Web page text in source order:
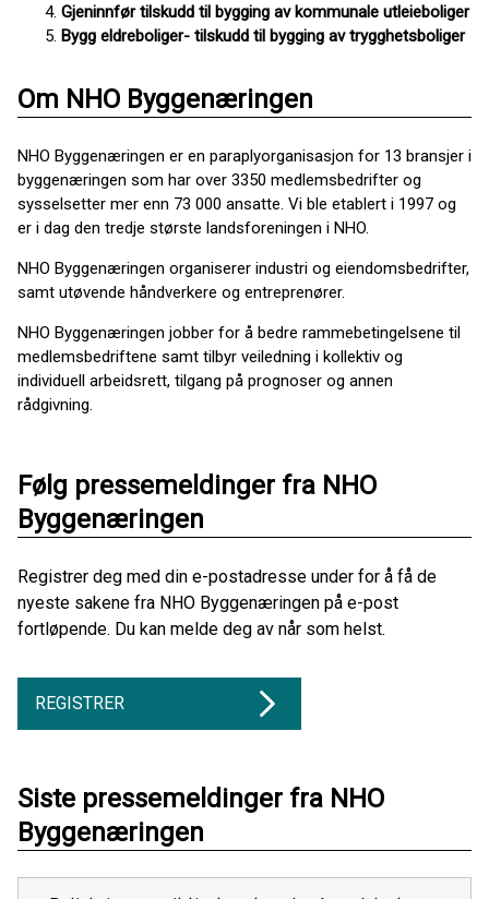
Gjeninnfør tilskudd til bygging av kommunale utleieboliger
Bygg eldreboliger- tilskudd til bygging av trygghetsboliger
Om NHO Byggenæringen
NHO Byggenæringen er en paraplyorganisasjon for 13 bransjer i
byggenæringen som har over 3350 medlemsbedrifter og
sysselsetter mer enn 73 000 ansatte. Vi ble etablert i 1997 og
er i dag den tredje største landsforeningen i NHO.
NHO Byggenæringen organiserer industri og eiendomsbedrifter,
samt utøvende håndverkere og entreprenører.
NHO Byggenæringen jobber for å bedre rammebetingelsene til
medlemsbedriftene samt tilbyr veiledning i kollektiv og
individuell arbeidsrett, tilgang på prognoser og annen
rådgivning.
Følg pressemeldinger fra NHO
Byggenæringen
Registrer deg med din e-postadresse under for å få de
nyeste sakene fra NHO Byggenæringen på e-post
fortløpende. Du kan melde deg av når som helst.
REGISTRER
Siste pressemeldinger fra NHO
Byggenæringen